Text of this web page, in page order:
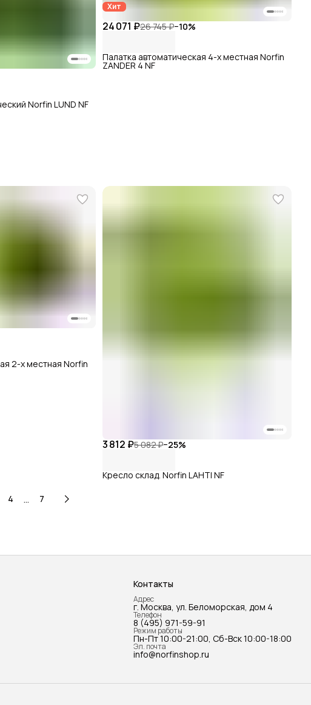
Norfin LUND NF
Хит
24 071 ₽26 745 ₽−10%
Палатка автоматическая 4-х местная Norfin
ZANDER 4 NF
2-х местная Norfin
3 812 ₽5 082 ₽−25%
Кресло склад. Norfin LAHTI NF
4 … 7
Контакты
Адрес
г. Москва, ул. Беломорская, дом 4
Телефон
8 (495) 971-59-91
Режим работы
Пн-Пт 10:00-21:00, Сб-Вск 10:00-18:00
Эл. почта
info@norfinshop.ru